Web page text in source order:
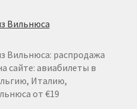
Вильнюса
Вильнюса: распродажа
сайте: авиабилеты в
Италию,
от €19